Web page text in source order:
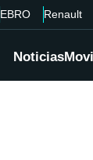
EBRO Renault
Noticias